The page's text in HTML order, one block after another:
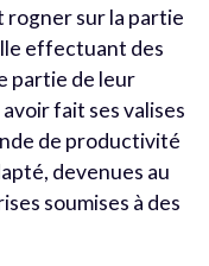
rogner sur la partie
effectuant des
partie de leur
fait ses valises
de productivité
devenues au
soumises à des